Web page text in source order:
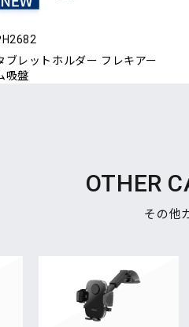
ブレットホルダー フレキアー
吸盤
OTHER
その他